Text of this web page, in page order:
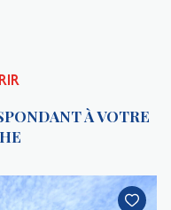
À VOTRE